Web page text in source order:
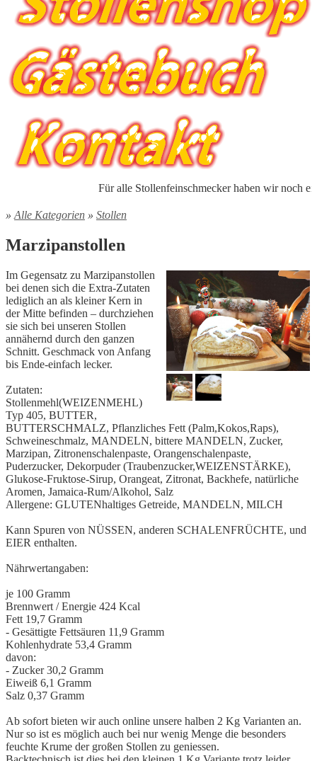
Für alle Stollenfeinschmecker haben wir noch eine
» Alle Kategorien » Stollen
Marzipanstollen
Im Gegensatz zu Marzipanstollen
bei denen sich die Extra-Zutaten
lediglich an als kleiner Kern in
der Mitte befinden – durchziehen
sie sich bei unseren Stollen
annähernd durch den ganzen
Schnitt. Geschmack von Anfang
bis Ende-einfach lecker.
Zutaten:
Stollenmehl(WEIZENMEHL)
Typ 405, BUTTER,
BUTTERSCHMALZ, Pflanzliches Fett (Palm,Kokos,Raps),
Schweineschmalz, MANDELN, bittere MANDELN, Zucker,
Marzipan, Zitronenschalenpaste, Orangenschalenpaste,
Puderzucker, Dekorpuder (Traubenzucker,WEIZENSTÄRKE),
Glukose-Fruktose-Sirup, Orangeat, Zitronat, Backhefe, natürliche
Aromen, Jamaica-Rum/Alkohol, Salz
Allergene: GLUTENhaltiges Getreide, MANDELN, MILCH
Kann Spuren von NÜSSEN, anderen SCHALENFRÜCHTE, und
EIER enthalten.
Nährwertangaben:
je 100 Gramm
Brennwert / Energie 424 Kcal
Fett 19,7 Gramm
- Gesättigte Fettsäuren 11,9 Gramm
Kohlenhydrate 53,4 Gramm
davon:
- Zucker 30,2 Gramm
Eiweiß 6,1 Gramm
Salz 0,37 Gramm
Ab sofort bieten wir auch online unsere halben 2 Kg Varianten an.
Nur so ist es möglich auch bei nur wenig Menge die besonders
feuchte Krume der großen Stollen zu geniessen.